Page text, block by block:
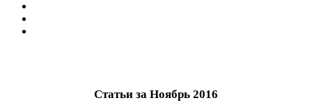
Статьи за Ноябрь 2016